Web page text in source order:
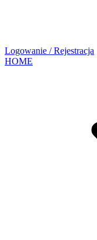
Logowanie / Rejestracja
HOME